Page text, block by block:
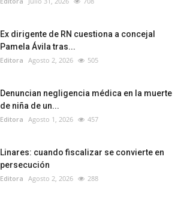
Ex dirigente de RN cuestiona a concejal
Pamela Ávila tras...
Editora Agosto 2, 2026 505
Denuncian negligencia médica en la muerte
de niña de un...
Editora Agosto 1, 2026 457
Linares: cuando fiscalizar se convierte en
persecución
Editora Agosto 2, 2026 288